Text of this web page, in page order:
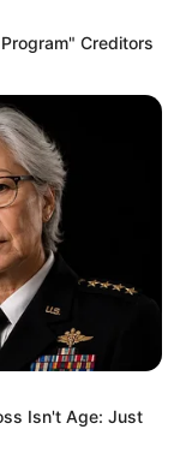
Bill
Creditors
Isn't Age: Just